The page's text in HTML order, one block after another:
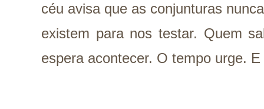
céu avisa que as conjunturas
existem para nos testar. Quem
espera acontecer. O tempo urge.